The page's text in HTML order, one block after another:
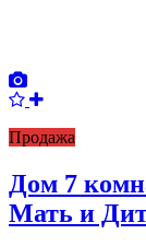
Продажа
Дом 7
Мать и